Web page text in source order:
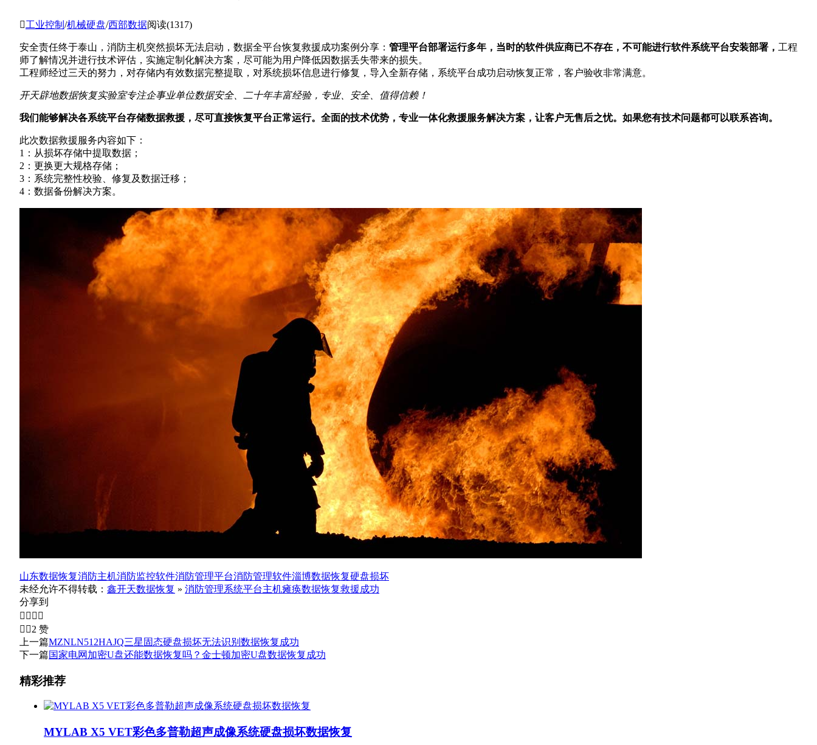
工业控制 /机械硬盘/西部数据阅读(1317)
安全责任终于泰山，消防主机突然损坏无法启动，数据全平台恢复救援成功案例分享： 管理平台部署运行多年，当时的软件供应商已不存在，不可能进行软件系统平台安装部署， 工程
师了解情况并进行技术评估，实施定制化解决方案，尽可能为用户降低因数据丢失带来的损失。
工程师经过三天的努力，对存储内有效数据完整提取，对系统损坏信息进行修复，导入全新存储，系统平台成功启动恢复正常，客户验收非常满意。
开天辟地数据恢复实验室专注企事业单位数据安全、二十年丰富经验，专业、安全、值得信赖！
我们能够解决各系统平台存储数据救援，尽可直接恢复平台正常运行。全面的技术优势，专业一体化救援服务解决方案，让客户无售后之忧。如果您有技术问题都可以联系咨询。
此次数据救援服务内容如下：
1：从损坏存储中提取数据；
2：更换更大规格存储；
3：系统完整性校验、修复及数据迁移；
4：数据备份解决方案。
山东数据恢复消防主机消防监控软件消防管理平台消防管理软件淄博数据恢复硬盘损坏
未经允许不得转载： 鑫开天数据恢复 » 消防管理系统平台主机瘫痪数据恢复救援成功
分享到
   
 2 赞
上一篇MZNLN512HAJQ三星固态硬盘损坏无法识别数据恢复成功
下一篇国家电网加密U盘还能数据恢复吗？金士顿加密U盘数据恢复成功
精彩推荐
MYLAB X5 VET彩色多普勒超声成像系统硬盘损坏数据恢复